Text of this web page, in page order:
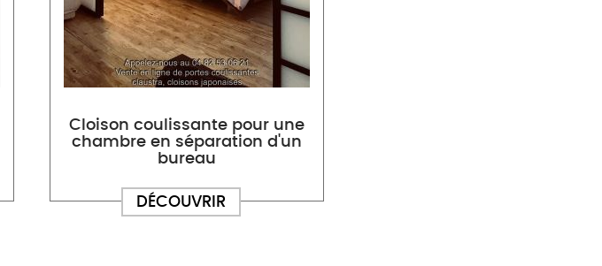
Cloison coulissante pour une
chambre en séparation d'un
bureau